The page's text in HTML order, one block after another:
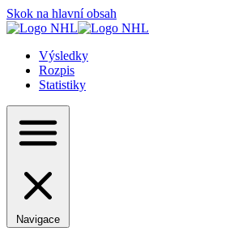
Skok na hlavní obsah
Výsledky
Rozpis
Statistiky
Navigace